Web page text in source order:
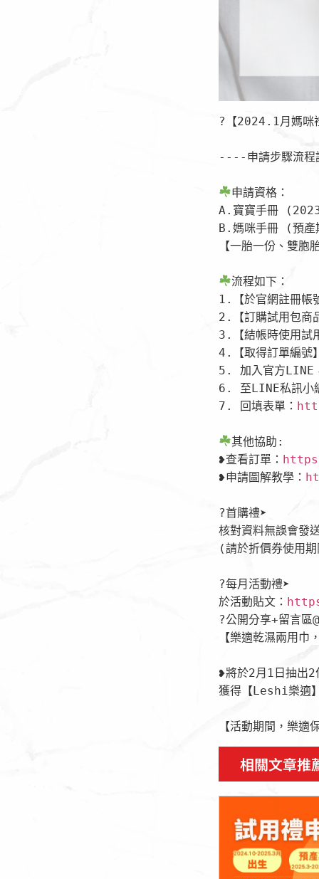
?【2024.1月媽咪
----申請步驟流
申請資格：
A.寶寶手冊
B.媽咪手冊 (預
【一胎一份、雙
流程如下：
1.【於官網註冊
2.【訂購試用包
3.【結帳時使用
4.【取得訂單編
5. 加入官方
6. 至LINE私訊小
7. 回填表單：
其他協助:
❥查看訂單：
❥申請圖解教學：
?首購禮➤
核對資料無誤會發
(請於折價券使用
?每月活動禮➤
於活動貼文：
?公開分享+留言區
【樂適乾濕兩用巾
❥將於2月1日抽出2
獲得【Leshi樂適
【活動期間，樂
相關文章推